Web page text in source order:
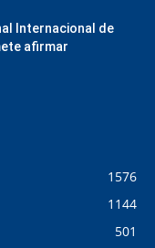
Internacional de
afirmar
1576
1144
501